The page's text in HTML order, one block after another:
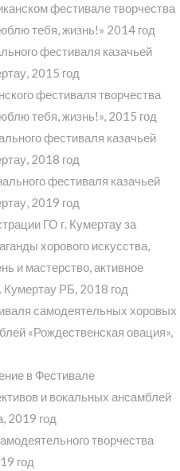
фестивале творчества
тебя, жизнь!» 2014 год
фестиваля казачьей
2015 год
фестиваля творчества
тебя, жизнь!», 2015 год
фестиваля казачьей
2018 год
фестиваля казачьей
2019 год
ГО г. Кумертау за
хорового искусства,
и мастерство, активное
Кумертау РБ, 2018 год
самодеятельных хоровых
«Рождественская овация»,
в Фестивале
и вокальных ансамблей
2019 год
творчества
год